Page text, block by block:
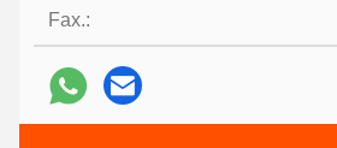
Fax.: